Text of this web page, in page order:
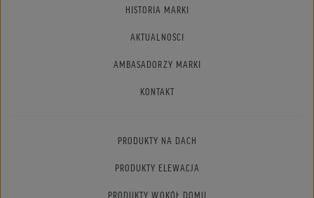
HISTORIA MARKI
AKTUALNOŚCI
AMBASADORZY MARKI
KONTAKT
PRODUKTY NA DACH
PRODUKTY ELEWACJA
PRODUKTY WOKÓŁ DOMU